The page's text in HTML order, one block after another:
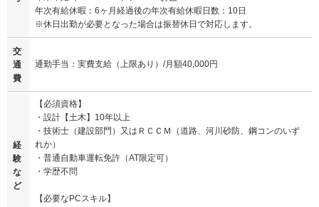
年次有給休暇：6ヶ月経過後の年次有給休暇日数：10日
※休日出勤が必要となった場合は振替休日で対応します。
交
通
費
通勤手当：実費支給（上限あり）/月額40,000円
経
験
な
ど
【必須資格】
・設計【土木】10年以上
・技術士（建設部門）又はＲＣＣＭ（道路、河川砂防、鋼コンのいず
れか）
・普通自動車運転免許（AT限定可）
・学歴不問
【必要なPCスキル】